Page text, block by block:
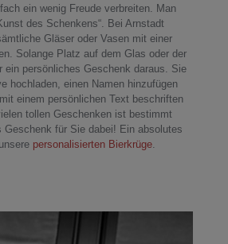
ein wenig Freude verbreiten. Man
des Schenkens“. Bei Arnstadt
Gläser oder Vasen mit einer
Solange Platz auf dem Glas oder der
ein persönliches Geschenk daraus. Sie
hochladen, einen Namen hinzufügen
einem persönlichen Text beschriften
tollen Geschenken ist bestimmt
Geschenk für Sie dabei! Ein absolutes
personalisierten Bierkrüge.